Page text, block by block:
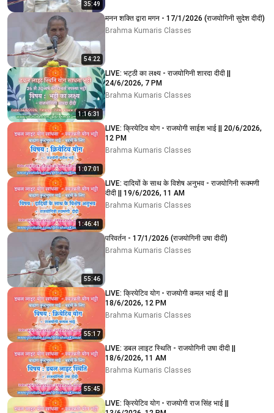
35:49
54:22
मनन शक्ति द्वारा मगन - 17/1/2026 (राजयोगिनी सुदेश दीदी)
Brahma Kumaris Classes
1:16:31
LIVE: भट्ठी का लक्ष्य - राजयोगिनी शारदा दीदी ||
24/6/2026, 7 PM
Brahma Kumaris Classes
1:07:01
LIVE: क्रियेटिव योग - राजयोगी साईश भाई || 20/6/2026,
12 PM
Brahma Kumaris Classes
1:46:41
LIVE: दादियों के साथ के विशेष अनुभव - राजयोगिनी रूक्मणी
दीदी || 19/6/2026, 11 AM
Brahma Kumaris Classes
55:46
परिवर्तन - 17/1/2026 (राजयोगिनी उषा दीदी)
Brahma Kumaris Classes
55:17
LIVE: क्रियेटिव योग - राजयोगी कमल भाई दी ||
18/6/2026, 12 PM
Brahma Kumaris Classes
55:45
LIVE: डबल लाइट स्थिति - राजयोगिनी उषा दीदी ||
18/6/2026, 11 AM
Brahma Kumaris Classes
LIVE: क्रियेटिव योग - राजयोगी राज सिंह भाई ||